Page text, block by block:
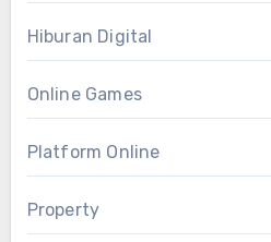
Hiburan Digital
Online Games
Platform Online
Property